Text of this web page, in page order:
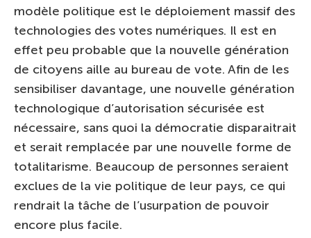
modèle politique est le déploiement massif des
technologies des votes numériques. Il est en
effet peu probable que la nouvelle génération
de citoyens aille au bureau de vote. Afin de les
sensibiliser davantage, une nouvelle génération
technologique d’autorisation sécurisée est
nécessaire, sans quoi la démocratie disparaitrait
et serait remplacée par une nouvelle forme de
totalitarisme. Beaucoup de personnes seraient
exclues de la vie politique de leur pays, ce qui
rendrait la tâche de l’usurpation de pouvoir
encore plus facile.